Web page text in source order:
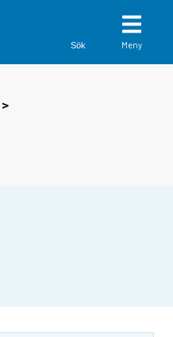
Sök Meny
>